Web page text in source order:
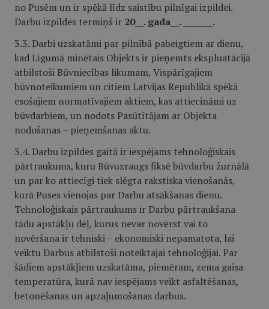
no Pusēm un ir spēkā līdz saistību pilnīgai izpildei.
Darbu izpildes termiņš ir 20__. gada__. _______.
3.3. Darbi uzskatāmi par pilnībā pabeigtiem ar dienu,
kad Līgumā minētais Objekts ir pieņemts ekspluatācijā
atbilstoši Būvniecības likumam, Vispārīgajiem
būvnoteikumiem un citiem Latvijas Republikā spēkā
esošajiem normatīvajiem aktiem, kas attiecināmi uz
būvdarbiem, un nodots Pasūtītājam ar Objekta
nodošanas – pieņemšanas aktu.
3.4. Darbu izpildes gaitā ir iespējams tehnoloģiskais
pārtraukums, kuru Būvuzraugs fiksē būvdarbu žurnālā
un par ko attiecīgi tiek slēgta rakstiska vienošanās,
kurā Puses vienojas par Darbu atsākšanas dienu.
Tehnoloģiskais pārtraukums ir Darbu pārtraukšana
tādu apstākļu dēļ, kurus nevar novērst vai to
novēršana ir tehniski – ekonomiski nepamatota, lai
veiktu Darbus atbilstoši noteiktajai tehnoloģijai. Par
šādiem apstākļiem uzskatāma, piemēram, zema gaisa
temperatūra, kurā nav iespējams veikt asfaltēšanas,
betonēšanas un apzaļumošanas darbus.